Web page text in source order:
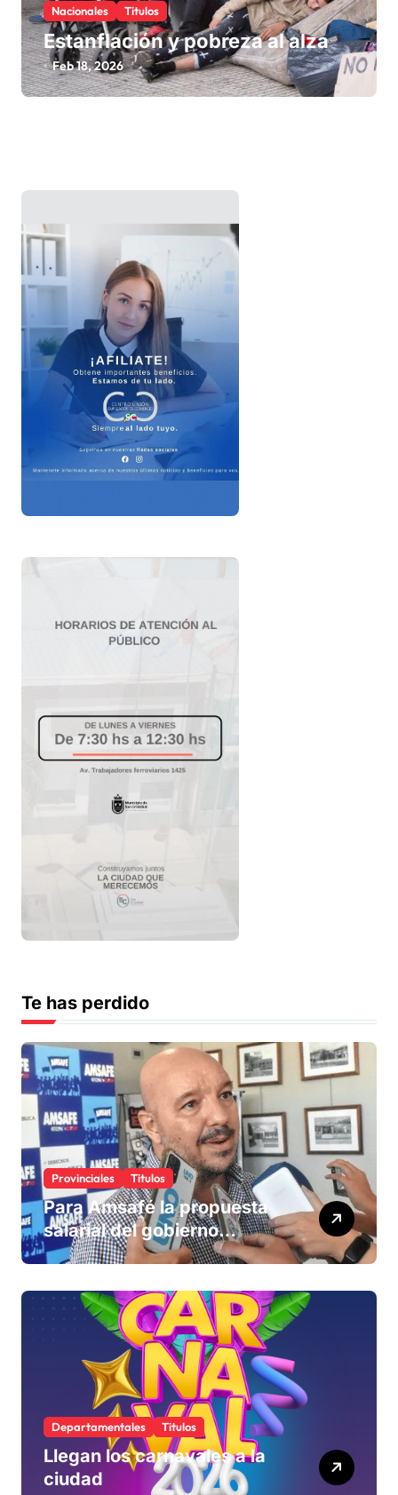
Nacionales Titulos
Estanflación y pobreza al alza
Feb 18, 2026
Te has perdido
Provinciales Titulos
Para Amsafé la propuesta
salarial del gobierno
«queda corta» y el viernes
rechaza
Departamentales Titulos
Llegan los carnavales a la
ciudad